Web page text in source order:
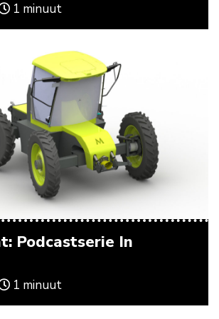
1 minuut
Podcastserie In
1 minuut